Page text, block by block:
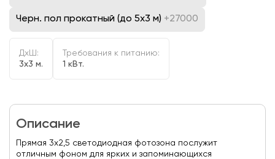
Черн. пол прокатный (до 5х3 м) +27000
ДxШ:
3x3 м.
Требования к питанию:
1 кВт.
Описание
Прямая 3х2,5 светодиодная фотозона послужит
отличным фоном для ярких и запоминающихся